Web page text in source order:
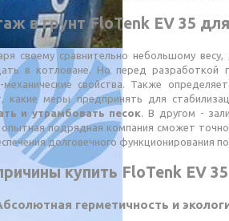
в грунт FloTenk EV 35
своему сравнительно небольшому
в котловане. Но перед разработкой
механические свойства. Также
какие меры предпринять для
и утрамбовать песок . В другом -
опытная подрядная компания сможет
долговечного функционирования
купить FloTenk EV
герметичность и